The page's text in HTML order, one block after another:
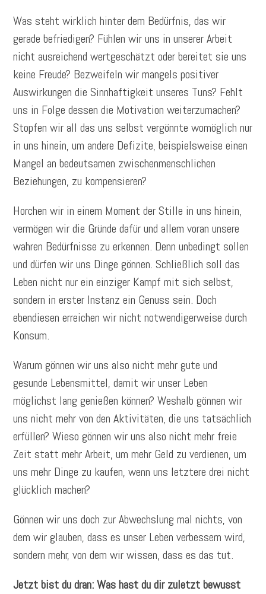
Was steht wirklich hinter dem Bedürfnis, das wir
gerade befriedigen? Fühlen wir uns in unserer Arbeit
nicht ausreichend wertgeschätzt oder bereitet sie uns
keine Freude? Bezweifeln wir mangels positiver
Auswirkungen die Sinnhaftigkeit unseres Tuns? Fehlt
uns in Folge dessen die Motivation weiterzumachen?
Stopfen wir all das uns selbst vergönnte womöglich nur
in uns hinein, um andere Defizite, beispielsweise einen
Mangel an bedeutsamen zwischenmenschlichen
Beziehungen, zu kompensieren?
Horchen wir in einem Moment der Stille in uns hinein,
vermögen wir die Gründe dafür und allem voran unsere
wahren Bedürfnisse zu erkennen. Denn unbedingt sollen
und dürfen wir uns Dinge gönnen. Schließlich soll das
Leben nicht nur ein einziger Kampf mit sich selbst,
sondern in erster Instanz ein Genuss sein. Doch
ebendiesen erreichen wir nicht notwendigerweise durch
Konsum.
Warum gönnen wir uns also nicht mehr gute und
gesunde Lebensmittel, damit wir unser Leben
möglichst lang genießen können? Weshalb gönnen wir
uns nicht mehr von den Aktivitäten, die uns tatsächlich
erfüllen? Wieso gönnen wir uns also nicht mehr freie
Zeit statt mehr Arbeit, um mehr Geld zu verdienen, um
uns mehr Dinge zu kaufen, wenn uns letztere drei nicht
glücklich machen?
Gönnen wir uns doch zur Abwechslung mal nichts, von
dem wir glauben, dass es unser Leben verbessern wird,
sondern mehr, von dem wir wissen, dass es das tut.
Jetzt bist du dran: Was hast du dir zuletzt bewusst